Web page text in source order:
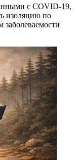
с COVID-19,
изоляцию по
заболеваемости